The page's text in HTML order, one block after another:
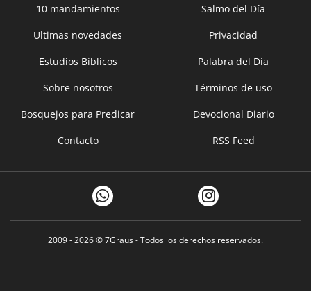
10 mandamientos
Salmo del Día
Ultimas novedades
Privacidad
Estudios Bíblicos
Palabra del Día
Sobre nosotros
Términos de uso
Bosquejos para Predicar
Devocional Diario
Contacto
RSS Feed
2009 - 2026 ©7Graus- Todos los derechos reservados.